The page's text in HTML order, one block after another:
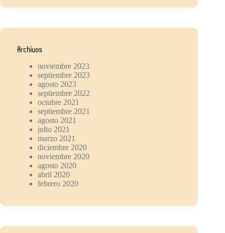
Archivos
noviembre 2023
septiembre 2023
agosto 2023
septiembre 2022
octubre 2021
septiembre 2021
agosto 2021
julio 2021
marzo 2021
diciembre 2020
noviembre 2020
agosto 2020
abril 2020
febrero 2020